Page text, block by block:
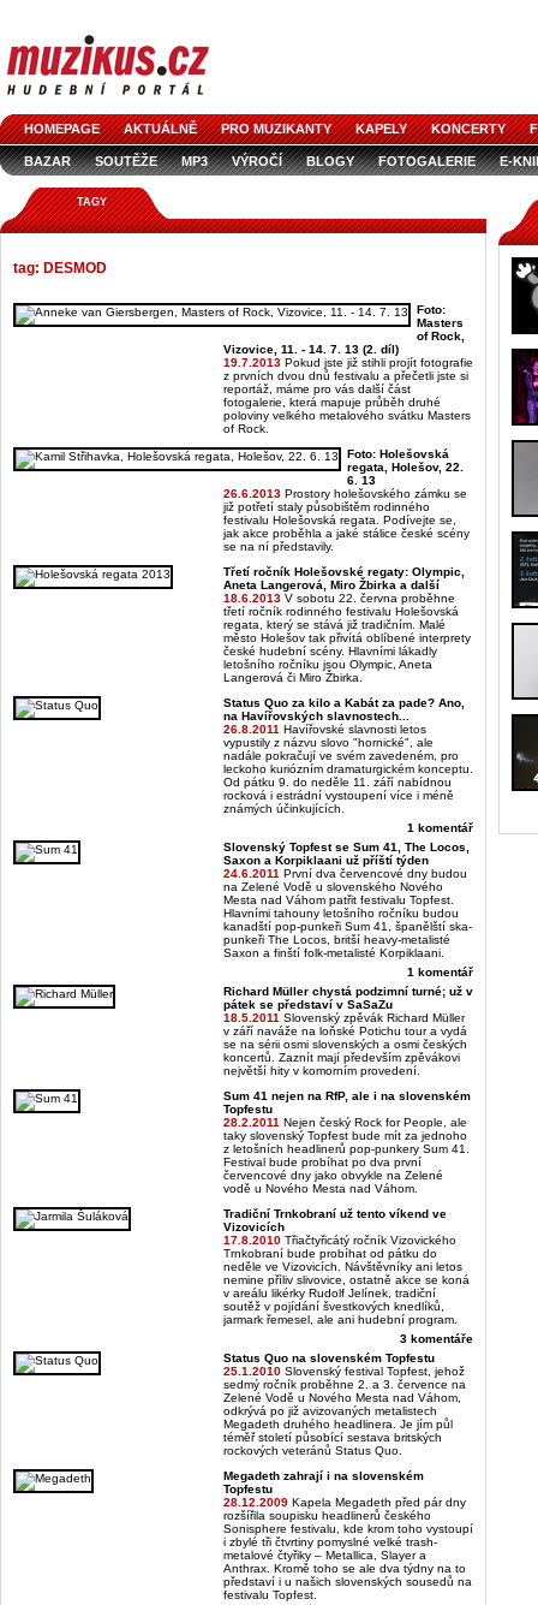
HOMEPAGE AKTUÁLNĚ PRO MUZIKANTY KAPELY KONCERTY
BAZAR SOUTĚŽE MP3 VÝROČÍ BLOGY FOTOGALERIE E-
TAGY
tag: DESMOD
Foto:
Masters
of Rock,
Vizovice, 11. - 14. 7. 13 (2. díl)
19.7.2013 Pokud jste již stihli projít fotografie
z prvních dvou dnů festivalu a přečetli jste si
reportáž, máme pro vás další část
fotogalerie, která mapuje průběh druhé
poloviny velkého metalového svátku Masters
of Rock.
Foto: Holešovská
regata, Holešov, 22.
6. 13
26.6.2013 Prostory holešovského zámku se
již potřetí staly působištěm rodinného
festivalu Holešovská regata. Podívejte se,
jak akce proběhla a jaké stálice české scény
se na ní představily.
Třetí ročník Holešovské regaty: Olympic,
Aneta Langerová, Miro Žbirka a další
18.6.2013 V sobotu 22. června proběhne
třetí ročník rodinného festivalu Holešovská
regata, který se stává již tradičním. Malé
město Holešov tak přivítá oblíbené interprety
české hudební scény. Hlavními lákadly
letošního ročníku jsou Olympic, Aneta
Langerová či Miro Žbirka.
Status Quo za kilo a Kabát za pade? Ano,
na Havířovských slavnostech...
26.8.2011 Havířovské slavnosti letos
vypustily z názvu slovo "hornické", ale
nadále pokračují ve svém zavedeném, pro
leckoho kuriózním dramaturgickém konceptu.
Od pátku 9. do neděle 11. září nabídnou
rocková i estrádní vystoupení více i méně
známých účinkujících.
1 komentář
Slovenský Topfest se Sum 41, The Locos,
Saxon a Korpiklaani už příští týden
24.6.2011 První dva červencové dny budou
na Zelené Vodě u slovenského Nového
Mesta nad Váhom patřit festivalu Topfest.
Hlavními tahouny letošního ročníku budou
kanadští pop-punkeři Sum 41, španělští ska-
punkeři The Locos, britší heavy-metalisté
Saxon a finští folk-metalisté Korpiklaani.
1 komentář
Richard Müller chystá podzimní turné; už v
pátek se představí v SaSaZu
18.5.2011 Slovenský zpěvák Richard Müller
v září naváže na loňské Potichu tour a vydá
se na sérii osmi slovenských a osmi českých
koncertů. Zaznít mají především zpěvákovi
největší hity v komorním provedení.
Sum 41 nejen na RfP, ale i na slovenském
Topfestu
28.2.2011 Nejen český Rock for People, ale
taky slovenský Topfest bude mít za jednoho
z letošních headlinerů pop-punkery Sum 41.
Festival bude probíhat po dva první
červencové dny jako obvykle na Zelené
vodě u Nového Mesta nad Váhom.
Tradiční Trnkobraní už tento víkend ve
Vizovicích
17.8.2010 Třiačtyřicátý ročník Vizovického
Trnkobraní bude probíhat od pátku do
neděle ve Vizovicích. Návštěvníky ani letos
nemine příliv slivovice, ostatně akce se koná
v areálu likérky Rudolf Jelínek, tradiční
soutěž v pojídání švestkových knedlíků,
jarmark řemesel, ale ani hudební program.
3 komentáře
Status Quo na slovenském Topfestu
25.1.2010 Slovenský festival Topfest, jehož
sedmý ročník proběhne 2. a 3. července na
Zelené Vodě u Nového Mesta nad Váhom,
odkrývá po již avizovaných metalistech
Megadeth druhého headlinera. Je jím půl
téměř století působící sestava britských
rockových veteránů Status Quo.
Megadeth zahrají i na slovenském
Topfestu
28.12.2009 Kapela Megadeth před pár dny
rozšířila soupisku headlinerů českého
Sonisphere festivalu, kde krom toho vystoupí
i zbylé tři čtvrtiny pomyslné velké trash-
metalové čtyřiky – Metallica, Slayer a
Anthrax. Kromě toho se ale dva týdny na to
představí i u našich slovenských sousedů na
festivalu Topfest.